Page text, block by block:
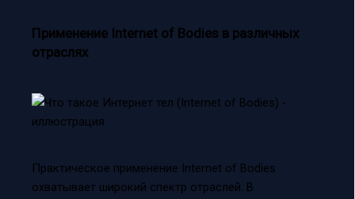
Применение Internet of Bodies в различных
отраслях
Практическое применение Internet of Bodies
охватывает широкий спектр отраслей. В